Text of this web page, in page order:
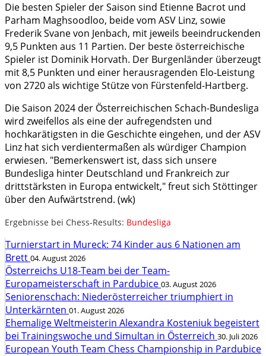
Die besten Spieler der Saison sind Etienne Bacrot und
Parham Maghsoodloo, beide vom ASV Linz, sowie
Frederik Svane von Jenbach, mit jeweils beeindruckenden
9,5 Punkten aus 11 Partien. Der beste österreichische
Spieler ist Dominik Horvath. Der Burgenländer überzeugt
mit 8,5 Punkten und einer herausragenden Elo-Leistung
von 2720 als wichtige Stütze von Fürstenfeld-Hartberg.
Die Saison 2024 der Österreichischen Schach-Bundesliga
wird zweifellos als eine der aufregendsten und
hochkarätigsten in die Geschichte eingehen, und der ASV
Linz hat sich verdientermaßen als würdiger Champion
erwiesen. "Bemerkenswert ist, dass sich unsere
Bundesliga hinter Deutschland und Frankreich zur
drittstärksten in Europa entwickelt," freut sich Stöttinger
über den Aufwärtstrend. (wk)
Ergebnisse bei Chess-Results: Bundesliga
Turnierstart in Mureck: 74 Kinder aus 6 Nationen am
Brett 04. August 2026
Österreichs U18-Team bei der Team-
Europameisterschaft in Pardubice 03. August 2026
Seniorenschach: Niederösterreicher triumphiert in
Unterkärnten 01. August 2026
Ehemalige Weltmeisterin Alexandra Kosteniuk begeistert
bei Trainingswoche und Simultan in Österreich 30. Juli 2026
European Youth Team Chess Championship in Pardubice